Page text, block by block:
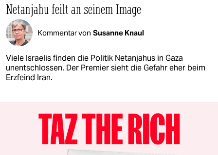
Netanjahu feilt an seinem Image
Kommentar von Susanne Knaul
Viele Israelis finden die Politik Netanjahus in Gaza
unentschlossen. Der Premier sieht die Gefahr eher beim
Erzfeind Iran.